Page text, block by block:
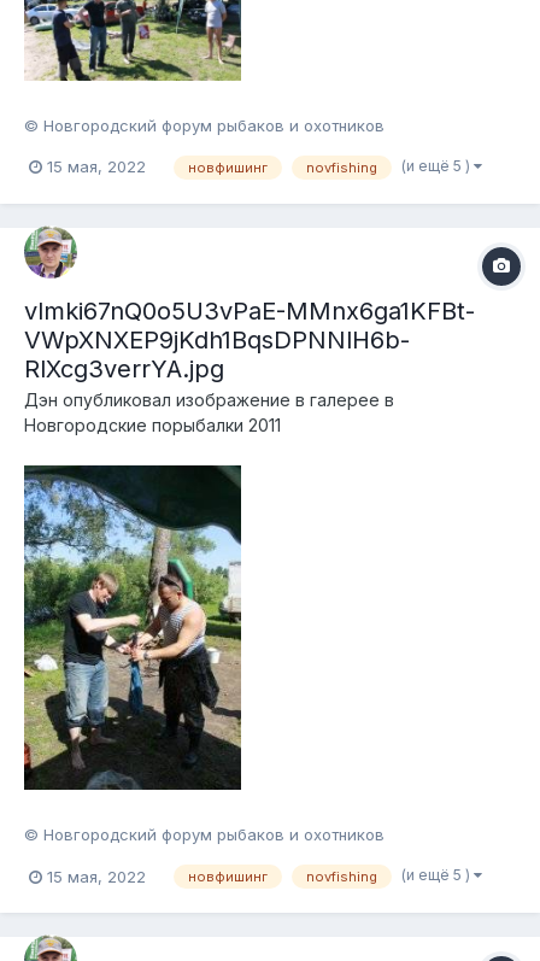
© Новгородский форум рыбаков и охотников
15 мая, 2022 новфишинг novfishing (и ещё 5 )
vlmki67nQ0o5U3vPaE-MMnx6ga1KFBt-
VWpXNXEP9jKdh1BqsDPNNlH6b-
RlXcg3verrYA.jpg
Дэн опубликовал изображение в галерее в
Новгородские порыбалки 2011
© Новгородский форум рыбаков и охотников
15 мая, 2022 новфишинг novfishing (и ещё 5 )